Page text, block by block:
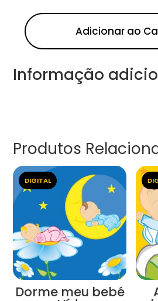
Adicionar ao
Informação
Produtos
DIGITAL
Dorme meu bebé